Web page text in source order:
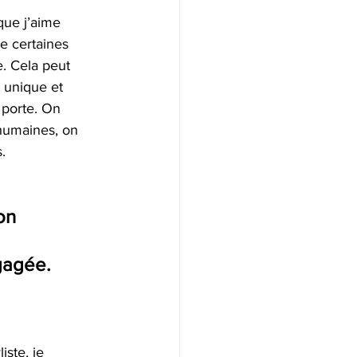
j’aime
certaines
Cela peut
unique et
On
on
je